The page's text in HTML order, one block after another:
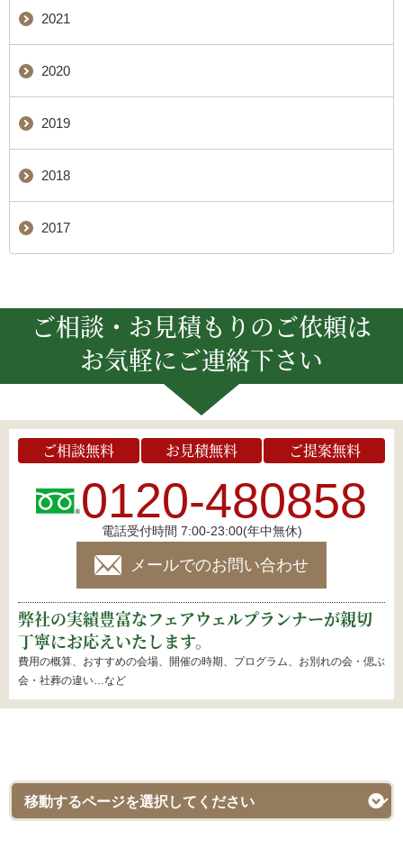
2021
2020
2019
2018
2017
ご相談・お見積もりのご依頼は
お気軽にご連絡下さい
ご相談無料 お見積無料 ご提案無料
0120-480858
電話受付時間 7:00-23:00(年中無休)
メールでのお問い合わせ
弊社の実績豊富なフェアウェルプランナーが親切
丁寧にお応えいたします。
費用の概算、おすすめの会場、開催の時期、プログラム、お別れの会・偲ぶ
会・社葬の違い…など